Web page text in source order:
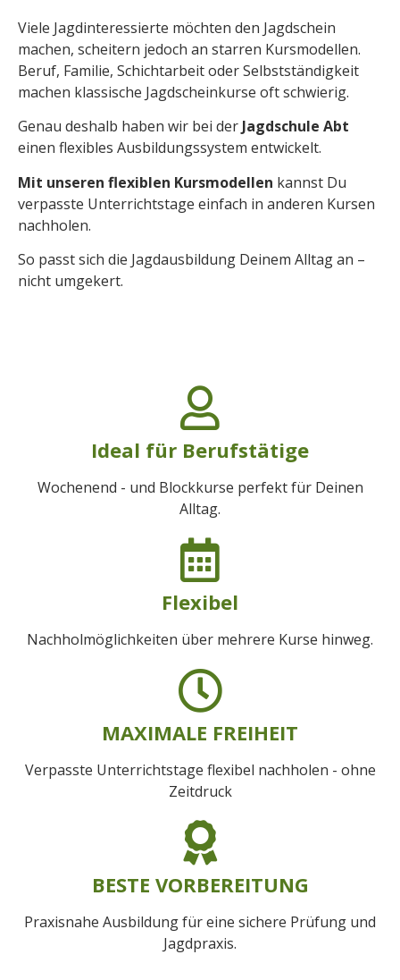
Viele Jagdinteressierte möchten den Jagdschein
machen, scheitern jedoch an starren Kursmodellen.
Beruf, Familie, Schichtarbeit oder Selbstständigkeit
machen klassische Jagdscheinkurse oft schwierig.
Genau deshalb haben wir bei der Jagdschule Abt
einen flexibles Ausbildungssystem entwickelt.
Mit unseren flexiblen Kursmodellen kannst Du
verpasste Unterrichtstage einfach in anderen Kursen
nachholen.
So passt sich die Jagdausbildung Deinem Alltag an –
nicht umgekert.
Ideal für Berufstätige
Wochenend - und Blockkurse perfekt für Deinen
Alltag.
Flexibel
Nachholmöglichkeiten über mehrere Kurse hinweg.
MAXIMALE FREIHEIT
Verpasste Unterrichtstage flexibel nachholen - ohne
Zeitdruck
BESTE VORBEREITUNG
Praxisnahe Ausbildung für eine sichere Prüfung und
Jagdpraxis.